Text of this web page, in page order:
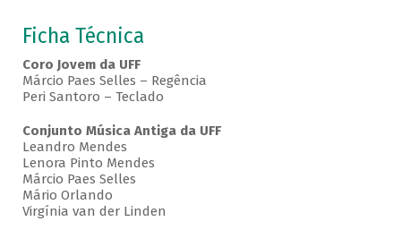
Ficha Técnica
Coro Jovem da UFF
Márcio Paes Selles – Regência
Peri Santoro – Teclado
Conjunto Música Antiga da UFF
Leandro Mendes
Lenora Pinto Mendes
Márcio Paes Selles
Mário Orlando
Virgínia van der Linden